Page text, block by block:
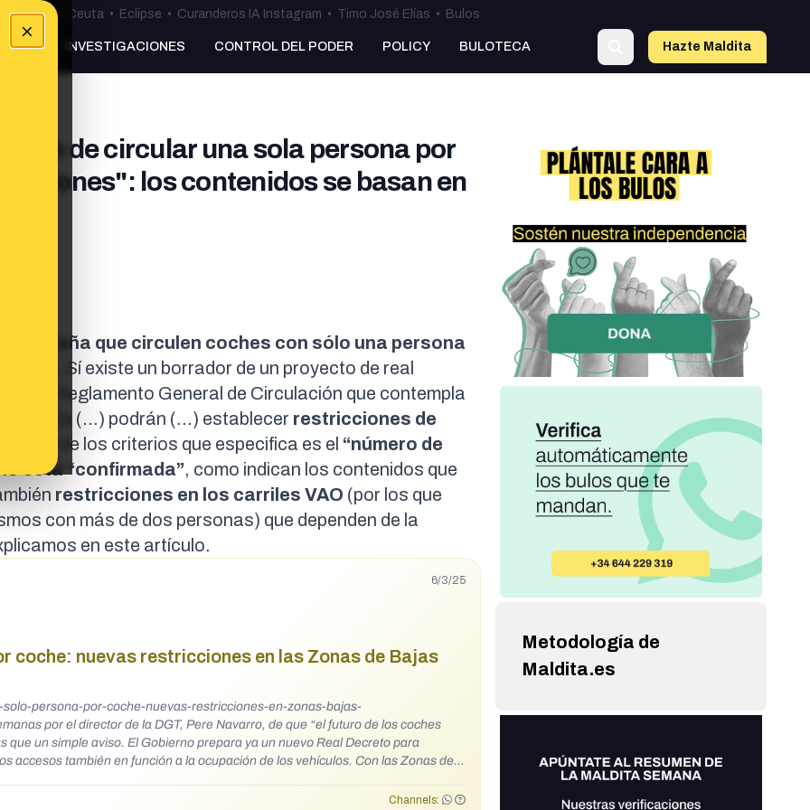
×
•Bulos Ceuta • Eclipse • Curanderos IA Instagram • Timo José Elías • Bulos
INVESTIGACIONES CONTROL DEL PODER POLICY BULOTECA Hazte Maldita
de circular una sola persona por
los contenidos se basan en
España que circulen coches con sólo una persona
. Sí existe un borrador de un proyecto de real
y el Reglamento General de Circulación que contempla
(...) podrán (...) establecer restricciones de
y uno de los criterios que especifica es el “número de
no está “confirmada”, como indican los contenidos que
restricciones en los carriles VAO (por los que
con más de dos personas) que dependen de la
en este artículo.
6/3/25
coche: nuevas restricciones en las Zonas de Bajas
persona-por-coche-nuevas-restricciones-en-zonas-bajas-
que un simple aviso. El Gobierno prepara ya un nuevo Real Decreto para
también en función a la ocupación de los vehículos. Con las Zonas de
con áreas ya con restricciones, las limitaciones a la circulación van
Channels:
Metodología de
Maldita.es